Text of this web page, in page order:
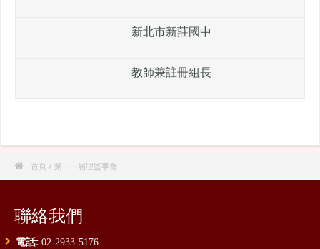
新北市新莊國中
教師兼註冊組長
 首頁 / 第十一屆理監事會
聯絡我們
電話: 02-2933-5176